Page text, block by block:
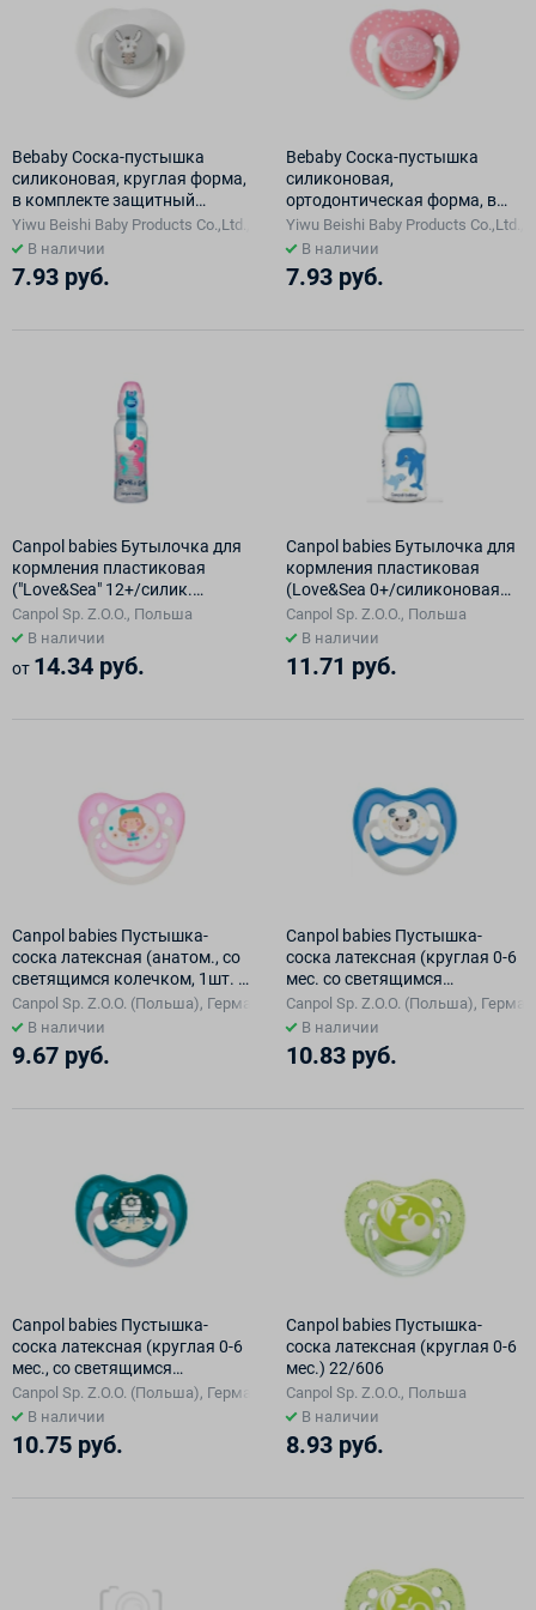
Bebaby Соска-пустышка
силиконовая, круглая форма,
в комплекте защитный
колпачок, 0-6 мес, арт.LM-
9227/1
Yiwu Beishi Baby Products Co.,Ltd., Китай
В наличии
7.93 руб.
Bebaby Соска-пустышка
силиконовая,
ортодонтическая форма, в
комплекте защитный
колпачок, 0-6 мес (синий,
розовый), арт.LM-9221/1
Yiwu Beishi Baby Products Co.,Ltd.,
В наличии
7.93 руб.
Canpol babies Бутылочка для
кормления пластиковая
("Love&Sea" 12+/силик.
соска), 250 мл, 59/400
Canpol Sp. Z.O.O., Польша
В наличии
от 14.34 руб.
Canpol babies Бутылочка для
кормления пластиковая
(Love&Sea 0+/силиконовая
соска), 120 мл, 59/300
Canpol Sp. Z.O.O., Польша
В наличии
11.71 руб.
Canpol babies Пустышка-
соска латексная (анатом., со
светящимся колечком, 1шт. в
блистере / 18 мес.) 23/261
Canpol Sp. Z.O.O. (Польша), Германия
В наличии
9.67 руб.
Canpol babies Пустышка-
соска латексная (круглая 0-6
мес. со светящимся
колечком) 23/277_blu_new
Canpol Sp. Z.O.O. (Польша),
В наличии
10.83 руб.
Canpol babies Пустышка-
соска латексная (круглая 0-6
мес., со светящимся
колечком) 23/221_blu_new
Canpol Sp. Z.O.O. (Польша), Германия
В наличии
10.75 руб.
Canpol babies Пустышка-
соска латексная (круглая 0-6
мес.) 22/606
Canpol Sp. Z.O.O., Польша
В наличии
8.93 руб.